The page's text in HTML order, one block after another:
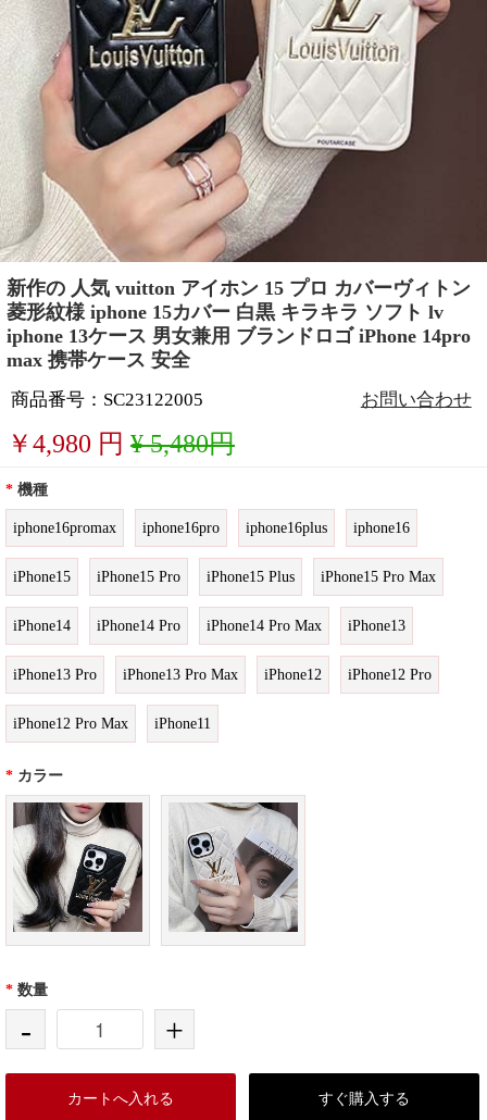
新作の 人気 vuitton アイホン 15 プロ カバーヴィトン
菱形紋様 iphone 15カバー 白黒 キラキラ ソフト lv
iphone 13ケース 男女兼用 ブランドロゴ iPhone 14pro
max 携帯ケース 安全
商品番号：SC23122005 お問い合わせ
￥4,980 円 ¥ 5,480円
* 機種
iphone16promax iphone16pro iphone16plus iphone16
iPhone15 iPhone15 Pro iPhone15 Plus iPhone15 Pro Max
iPhone14 iPhone14 Pro iPhone14 Pro Max iPhone13
iPhone13 Pro iPhone13 Pro Max iPhone12 iPhone12 Pro
iPhone12 Pro Max iPhone11
* カラー
* 数量
- +
カートへ入れる すぐ購入する